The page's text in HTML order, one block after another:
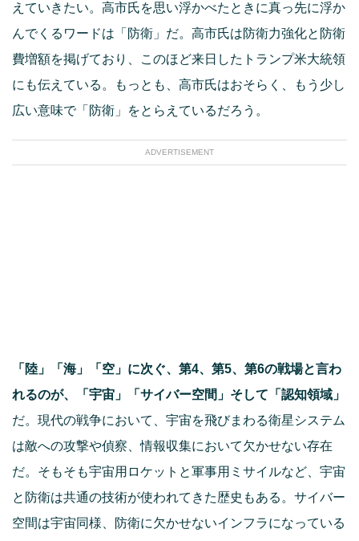
えていきたい。高市氏を思い浮かべたときに真っ先に浮か
んでくるワードは「防衛」だ。高市氏は防衛力強化と防衛
費増額を掲げており、このほど来日したトランプ米大統領
にも伝えている。もっとも、高市氏はおそらく、もう少し
広い意味で「防衛」をとらえているだろう。
ADVERTISEMENT
「陸」「海」「空」に次ぐ、第4、第5、第6の戦場と言わ
れるのが、「宇宙」「サイバー空間」そして「認知領域」
だ。現代の戦争において、宇宙を飛びまわる衛星システム
は敵への攻撃や偵察、情報収集において欠かせない存在
だ。そもそも宇宙用ロケットと軍事用ミサイルなど、宇宙
と防衛は共通の技術が使われてきた歴史もある。サイバー
空間は宇宙同様、防衛に欠かせないインフラになっている